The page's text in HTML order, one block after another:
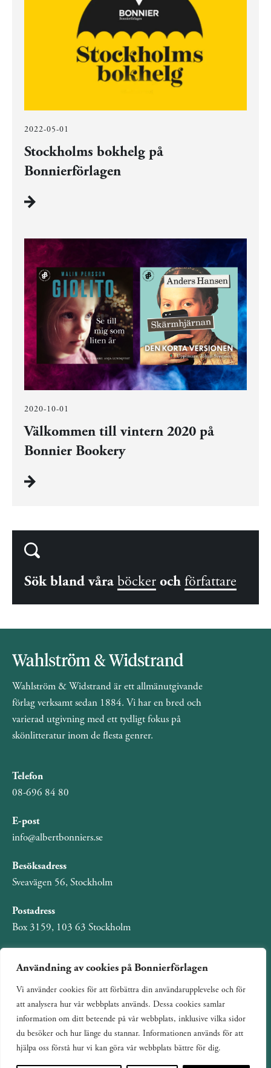
Användning av cookies på Bonnierförlagen
Vi använder cookies för att förbättra din användarupplevelse och för
att analysera hur vår webbplats används. Dessa cookies samlar
information om ditt beteende på vår webbplats, inklusive vilka sidor
du besöker och hur länge du stannar. Informationen används för att
hjälpa oss förstå hur vi kan göra vår webbplats bättre för dig.
2022-05-01
Stockholms bokhelg på
Bonnierförlagen
2020-10-01
Välkommen till vintern 2020 på
Bonnier Bookery
Sök bland våra böcker och författare
Wahlström & Widstrand är ett allmänutgivande
förlag verksamt sedan 1884. Vi har en bred och
varierad utgivning med ett tydligt fokus på
skönlitteratur inom de flesta genrer.
Telefon
08-696 84 80
E-post
info@albertbonniers.se
Besöksadress
Sveavägen 56, Stockholm
Postadress
Box 3159, 103 63 Stockholm
Om Bonnierförlagen
Cookies
Integritetspolicy